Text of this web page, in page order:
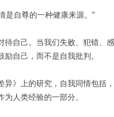
是自尊的一种健康来源。”
待自己。当我们失败、犯错、
自己，而不是自我批判。
异》上的研究，自我同情包括
人类经验的一部分。